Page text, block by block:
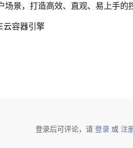
场景，打造高效、直观、易上手的
云容器引擎
登录后可评论，请 登录 或 注